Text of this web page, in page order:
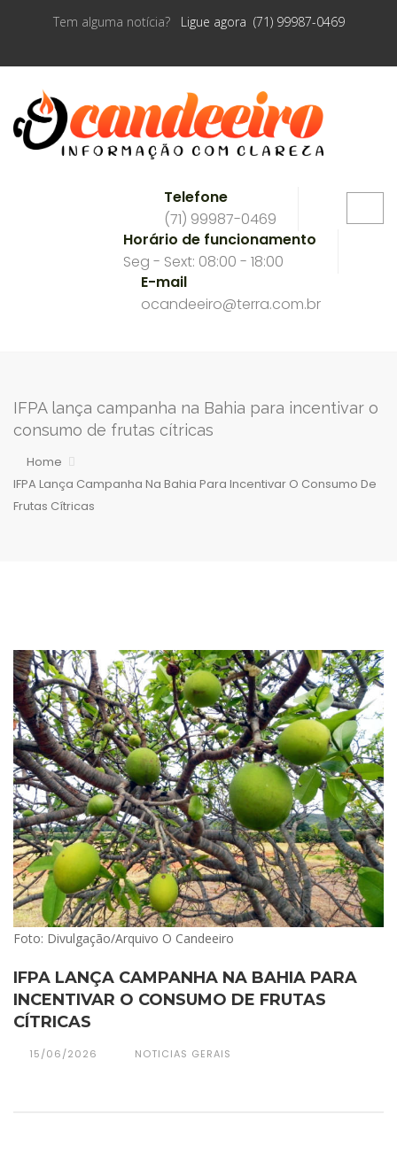
Tem alguma notícia? Ligue agora (71) 99987-0469
Telefone
(71) 99987-0469
Horário de funcionamento
Seg - Sext: 08:00 - 18:00
E-mail
ocandeeiro@terra.com.br
IFPA lança campanha na Bahia para incentivar o
consumo de frutas cítricas
Home
IFPA Lança Campanha Na Bahia Para Incentivar O Consumo De
Frutas Cítricas
Foto: Divulgação/Arquivo O Candeeiro
IFPA LANÇA CAMPANHA NA BAHIA PARA
INCENTIVAR O CONSUMO DE FRUTAS
CÍTRICAS
15/06/2026 NOTICIAS GERAIS